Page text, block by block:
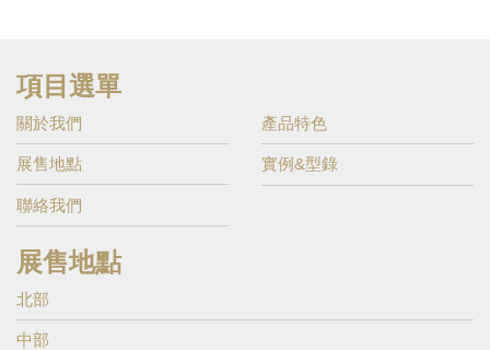
項目選單
關於我們 產品特色
展售地點 實例&型錄
聯絡我們
展售地點
北部
中部